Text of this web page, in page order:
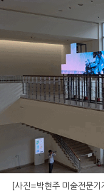
[사진=박현주 미술전문